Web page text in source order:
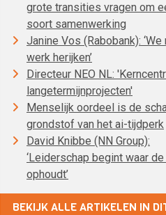
grote transities vragen om
soort samenwerking
Janine Vos (Rabobank): ‘We
werk herijken’
Directeur NEO NL:
langetermijnprojecten'
Menselijk oordeel is de
grondstof van het ai-tijdperk
David Knibbe (NN Group):
‘Leiderschap begint waar
ophoudt’
BEKIJK ALLE ARTIKELEN IN